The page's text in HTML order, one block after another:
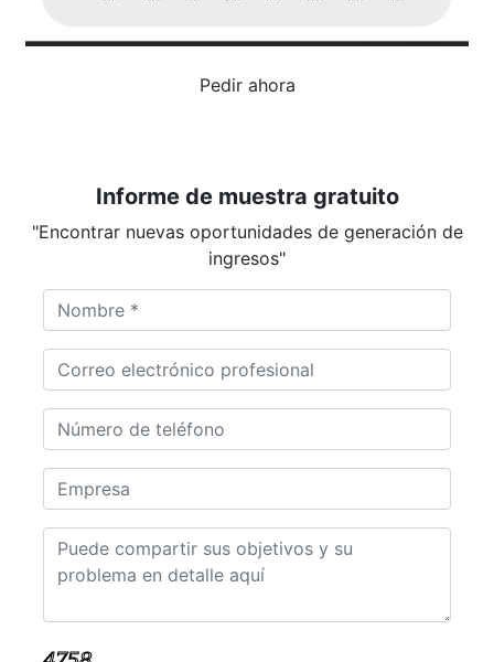
Pedir ahora
Informe de muestra gratuito
"Encontrar nuevas oportunidades de generación de
ingresos"